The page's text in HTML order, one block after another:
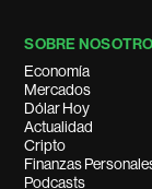
SOBRE
Economía
Mercados
Dólar Hoy
Actualidad
Cripto
Finanzas
Podcasts